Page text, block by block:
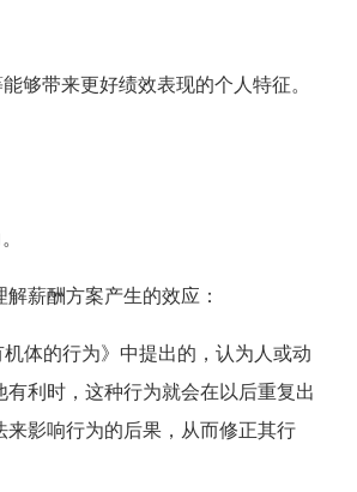
够带来更好绩效表现的个人特征。
薪酬方案产生的效应：
体的行为》中提出的，认为人或动
利时，这种行为就会在以后重复出
影响行为的后果，从而修正其行